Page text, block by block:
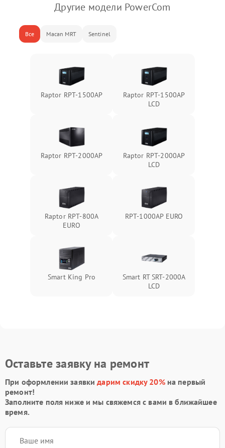
Другие модели PowerCom
Все Macan MRT Sentinel
Raptor RPT-1500AP
Raptor RPT-1500AP
LCD
Raptor RPT-2000AP
Raptor RPT-2000AP
LCD
Raptor RPT-800A
EURO
RPT-1000AР EURO
Smart King Pro
Smart RT SRT-2000A
LCD
Оставьте заявку на ремонт
При оформлении заявкидарим скидку 20%на первый
ремонт!
Заполните поля ниже и мы свяжемся с вами в ближайшее
время.